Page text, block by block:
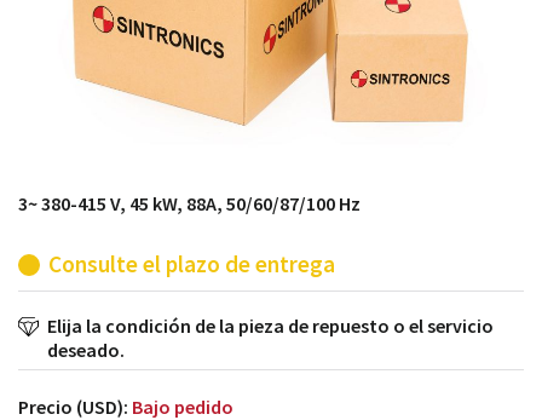
3~ 380-415 V, 45 kW, 88A, 50/60/87/100 Hz
Consulte el plazo de entrega
Elija la condición de la pieza de repuesto o el servicio
deseado.
Precio (USD): Bajo pedido